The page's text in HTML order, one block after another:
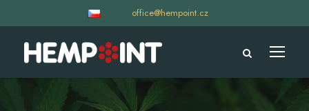
office@hempoint.cz